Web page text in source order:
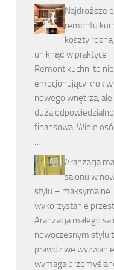
Najdroższe
remontu
koszty rosną
uniknąć w praktyce
Remont kuchni to
emocjonujący krok
nowego wnętrza,
duża
finansowa. Wiele
…
Aranżacja
salonu w
stylu – maksymalne
wykorzystanie
Aranżacja małego
nowoczesnym stylu
prawdziwe
wymaga